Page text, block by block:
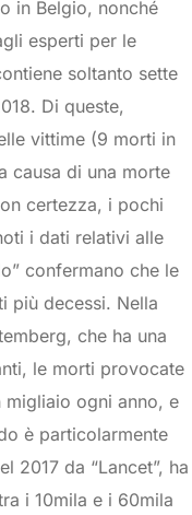
in Belgio, nonché
esperti per le
soltanto sette
Di queste,
vittime (9 morti in
causa di una morte
certezza, i pochi
i dati relativi alle
confermano che le
più decessi. Nella
che ha una
le morti provocate
ogni anno, e
è particolarmente
2017 da “Lancet”, ha
i 10mila e i 60mila